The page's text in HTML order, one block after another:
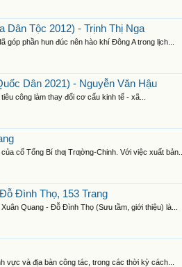
Dân Tộc 2012) - Trịnh Thị Nga
góp phần hun đúc nên hào khí Đông A trong lịch...
Dân 2021) - Nguyễn Văn Hậu
công làm thay đổi cơ cấu kinh tế - xã...
cố Tổng Bí thƣ Trƣờng-Chinh. Với việc xuất bản...
Đình Thọ, 153 Trang
Quang - Đỗ Đình Thọ (Sưu tầm, giới thiệu) là...
vực và địa bàn công tác, trong các thời kỳ cách...